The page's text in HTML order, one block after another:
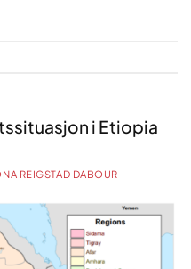
i Etiopia
REIGSTAD DABOUR